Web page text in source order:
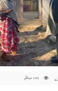
135 مناظر